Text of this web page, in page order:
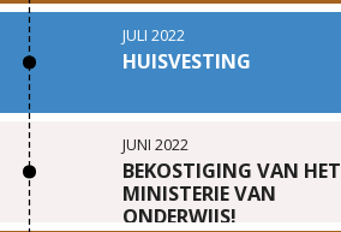
JULI 2022
HUISVESTING
JUNI 2022
BEKOSTIGING VAN HET
MINISTERIE VAN
ONDERWIJS!